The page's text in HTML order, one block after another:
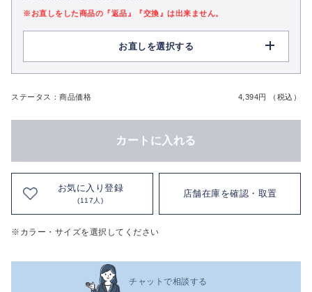
※お直しをした商品の『返品』『交換』は出来ません。
お直しを選択する
ステータス：商品価格 4,394円 （税込）
カートに入れる
お気に入り登録
(117人)
店舗在庫を確認・取置
※カラー・サイズを選択してください
チャットで相談する